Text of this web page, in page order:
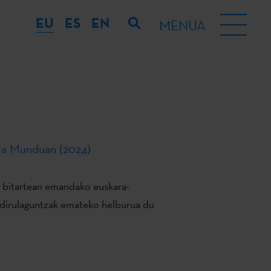
EU ES EN MENUA
Munduan (2024)
emandako euskara-
emateko helburua du